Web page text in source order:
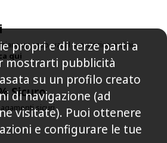
un reso, vai al tuo storico ordini
qui
Sicuro
sicuri
propri e di terze parti a
mostrarti pubblicità
su un profilo creato
di navigazione (ad
visitate). Puoi ottenere
e configurare le tue